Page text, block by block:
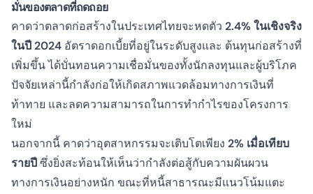
มั่นของตลาดที่ถดถอย
คาดว่าตลาดก่อสร้างในประเทศไทยจะหดตัว 2.4% ในเชิงจริง
ในปี 2024 อัตราดอกเบี้ยที่อยู่ในระดับสูงและ ต้นทุนก่อสร้างที่
เพิ่มขึ้นได้บั่นทอนความเชื่อมั่นของทั้งนักลงทุนและผู้บริโภค
ปัจจัยเหล่านี้กำลังก่อให้เกิดสภาพแวดล้อมทางการเงินที่
ท้าทาย และลดความสามารถในการทำกำไรของโครงการ
ใหม่
นอกจากนี้ คาดว่าอุตสาหกรรมจะเติบโตเพียง 2% เมื่อเทียบ
รายปีซึ่งยิ่งสะท้อนให้เห็นว่ากำลังต่อสู้กับความผันผวน
ทางการเงินอย่างหนัก ขณะที่หนี้สาธารณะมีแนวโน้มแตะ